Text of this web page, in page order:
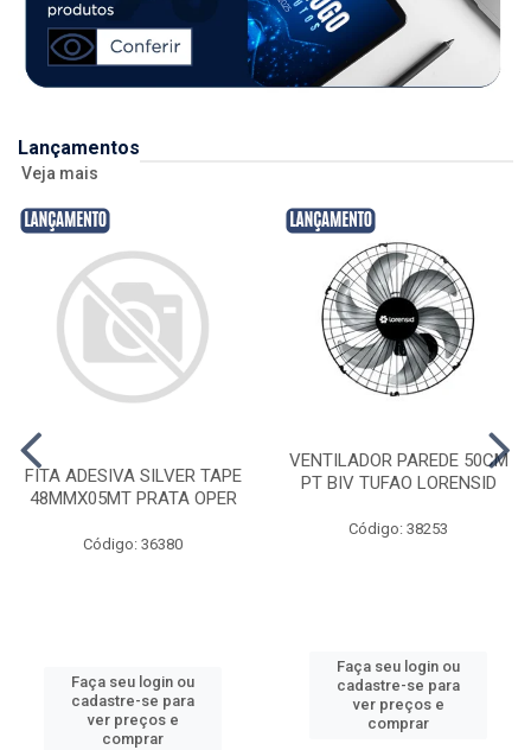
Lançamentos
Veja mais
FITA ADESIVA SILVER TAPE
48MMX05MT PRATA OPER
Código: 36380
Faça seu login ou
cadastre-se para
ver preços e
comprar
VENTILADOR PAREDE 50CM
PT BIV TUFAO LORENSID
Código: 38253
Faça seu login ou
cadastre-se para
ver preços e
comprar